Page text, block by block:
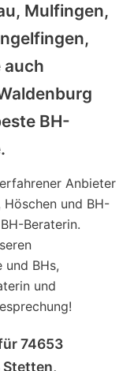
Mulfingen,
auch
BH-
Anbieter
Höschen und BH-
Beraterin.
und BHs,
und
74653
Stetten,